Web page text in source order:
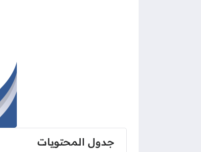
جدول المحتويات